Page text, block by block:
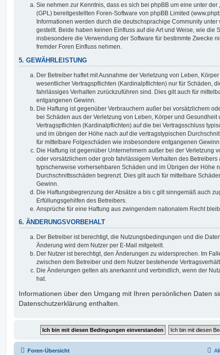
Sie nehmen zur Kenntnis, dass es sich bei phpBB um eine unter der
(GPL) bereitgestellten Foren-Software von phpBB Limited
Informationen werden durch die deutschsprachige Community
gestellt. Beide haben keinen Einfluss auf die Art und Weise, wie die
insbesondere die Verwendung der Software für bestimmte Zwecke
fremder Foren Einfluss nehmen.
5. GEWÄHRLEISTUNG
Der Betreiber haftet mit Ausnahme der Verletzung von Leben,
wesentlicher Vertragspflichten (Kardinalpflichten) nur für Schäden,
fahrlässiges Verhalten zurückzuführen sind. Dies gilt auch für
entgangenen Gewinn.
Die Haftung ist gegenüber Verbrauchern außer bei vorsätzlichem
bei Schäden aus der Verletzung von Leben, Körper und
Vertragspflichten (Kardinalpflichten) auf die bei Vertragsschluss
und im übrigen der Höhe nach auf die vertragstypischen
für mittelbare Folgeschäden wie insbesondere entgangenen
Die Haftung ist gegenüber Unternehmern außer bei der Verletzung
oder vorsätzlichem oder grob fahrlässigem Verhalten des Betreibers
typischerweise vorhersehbaren Schäden und im Übrigen der Höhe
Durchschnittsschäden begrenzt. Dies gilt auch für mittelbare
Gewinn.
Die Haftungsbegrenzung der Absätze a bis c gilt sinngemäß auch
Erfüllungsgehilfen des Betreibers.
Ansprüche für eine Haftung aus zwingendem nationalem Recht
6. ÄNDERUNGSVORBEHALT
Der Betreiber ist berechtigt, die Nutzungsbedingungen und die
Änderung wird dem Nutzer per E-Mail mitgeteilt.
Der Nutzer ist berechtigt, den Änderungen zu widersprechen. Im
zwischen dem Betreiber und dem Nutzer bestehende
Die Änderungen gelten als anerkannt und verbindlich, wenn der
hat.
Informationen über den Umgang mit Ihren persönlichen Daten
Datenschutzerklärung enthalten.
Foren-Übersicht